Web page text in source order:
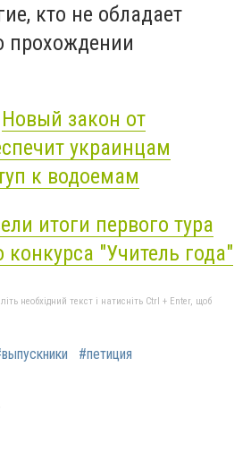
кто не обладает
прохождении
Новый закон от
украинцам
к водоемам
итоги первого тура
конкурса "Учитель года"
необхідний текст і натисніть Ctrl + Enter, щоб
#петиция